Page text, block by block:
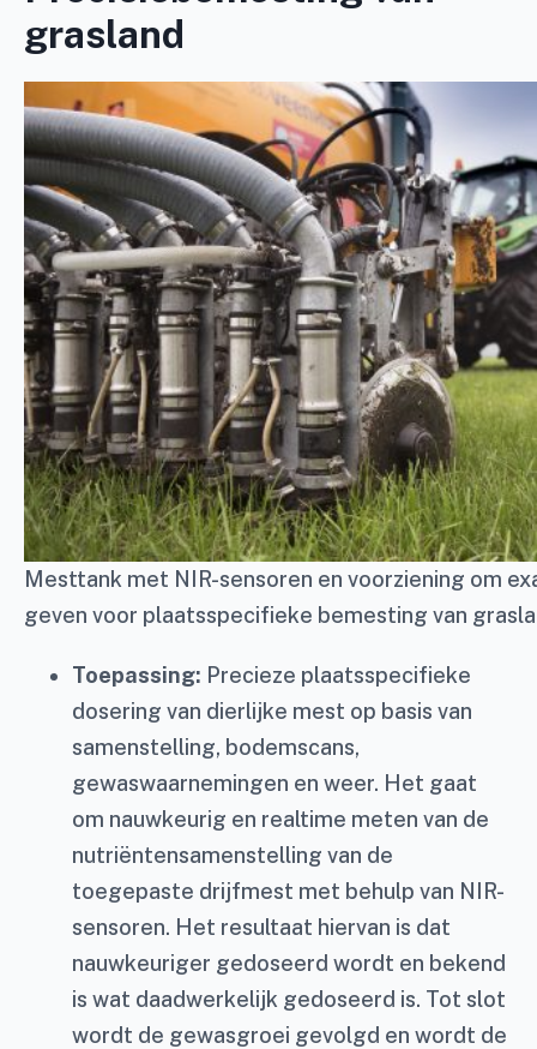
grasland
Mesttank met NIR-sensoren en voorziening om
geven voor plaatsspecifieke bemesting van
Toepassing: Precieze plaatsspecifieke
dosering van dierlijke mest op basis van
samenstelling, bodemscans,
gewaswaarnemingen en weer. Het gaat
om nauwkeurig en realtime meten van de
nutriëntensamenstelling van de
toegepaste drijfmest met behulp van NIR-
sensoren. Het resultaat hiervan is dat
nauwkeuriger gedoseerd wordt en bekend
is wat daadwerkelijk gedoseerd is. Tot slot
wordt de gewasgroei gevolgd en wordt de